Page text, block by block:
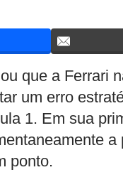
que a Ferrari
um erro
1. Em sua
ponto.